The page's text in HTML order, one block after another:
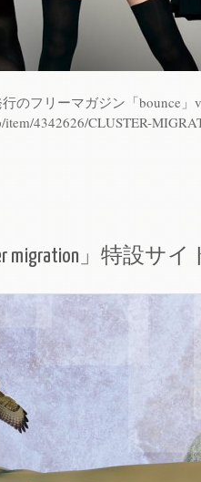
のフリーマガジン「bounce
item/4342626/CLUSTER-
migration」特設サイ